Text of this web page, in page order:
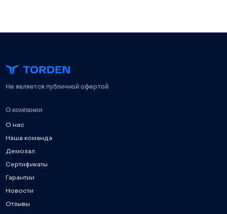
Не является публичной офертой
О компании
О нас
Наша команда
Демозал
Сертификаты
Гарантии
Новости
Отзывы